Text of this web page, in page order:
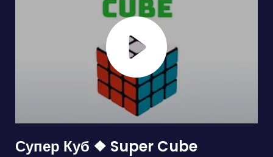
Супер Куб ❖ Super Cube